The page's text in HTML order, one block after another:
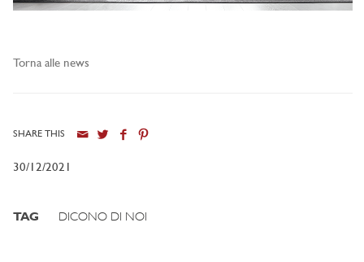
Torna alle news
SHARE THIS
30/12/2021
TAG DICONO DI NOI